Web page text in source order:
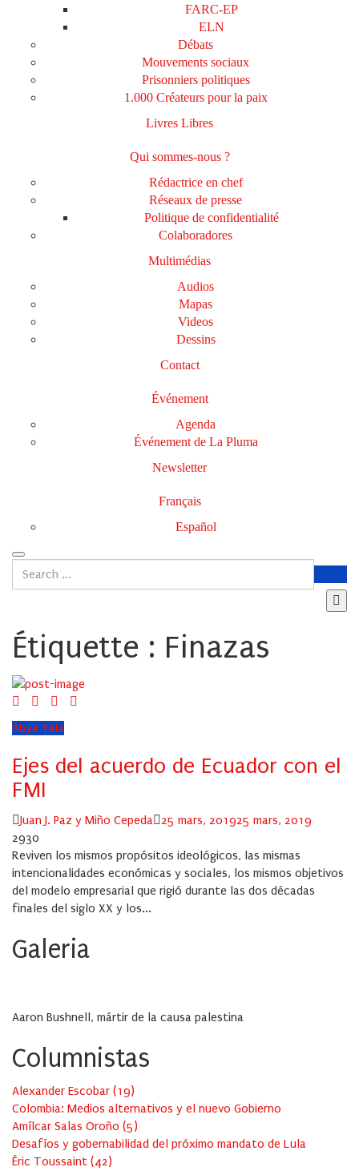
FARC-EP
ELN
Débats
Mouvements sociaux
Prisonniers politiques
1.000 Créateurs pour la paix
Livres Libres
Qui sommes-nous ?
Rédactrice en chef
Réseaux de presse
Politique de confidentialité
Colaboradores
Multimédias
Audios
Mapas
Videos
Dessins
Contact
Événement
Agenda
Événement de La Pluma
Newsletter
Français
Español
Étiquette : Finazas
Abya Yala
Ejes del acuerdo de Ecuador con el
FMI
Author
Juan J. Paz y Miño Cepeda
Posted
25 mars, 201925 mars, 2019
2930
Reviven los mismos propósitos ideológicos, las mismas
intencionalidades económicas y sociales, los mismos objetivos
del modelo empresarial que rigió durante las dos décadas
finales del siglo XX y los...
Galeria
Aaron Bushnell, mártir de la causa palestina
Columnistas
Alexander Escobar (19)
Colombia: Medios alternativos y el nuevo Gobierno
Amílcar Salas Oroño (5)
Desafíos y gobernabilidad del próximo mandato de Lula
Éric Toussaint (42)